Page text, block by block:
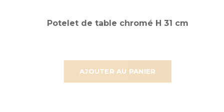
AJOUTER AU PANIER
Potelet de table chromé H 31 cm